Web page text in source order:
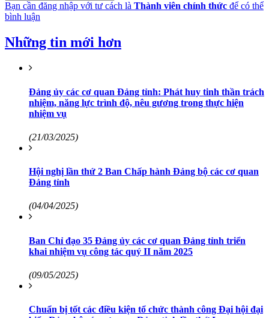
Bạn cần đăng nhập với tư cách là Thành viên chính thức để có thể
bình luận
Những tin mới hơn
Đảng ủy các cơ quan Đảng tỉnh: Phát huy tinh thần trách
nhiệm, năng lực trình độ, nêu gương trong thực hiện
nhiệm vụ
(21/03/2025)
Hội nghị lần thứ 2 Ban Chấp hành Đảng bộ các cơ quan
Đảng tỉnh
(04/04/2025)
Ban Chỉ đạo 35 Đảng ủy các cơ quan Đảng tỉnh triển
khai nhiệm vụ công tác quý II năm 2025
(09/05/2025)
Chuẩn bị tốt các điều kiện tổ chức thành công Đại hội đại